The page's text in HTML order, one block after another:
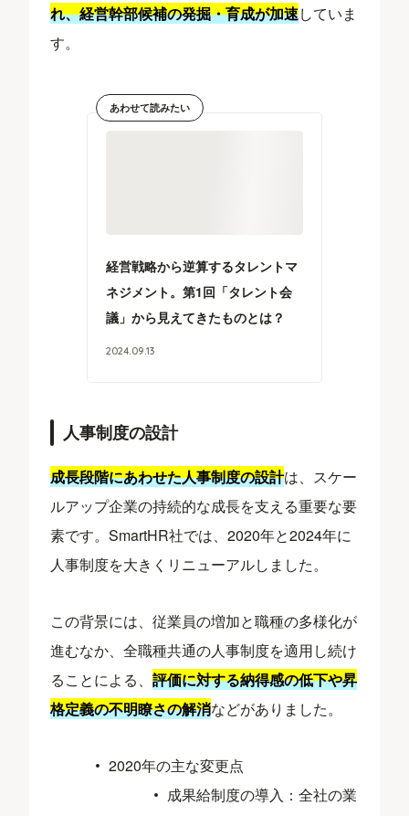
れ、経営幹部候補の発掘・育成が加速していま
す。
あわせて読みたい
経営戦略から逆算するタレントマ
ネジメント。第1回「タレント会
議」から見えてきたものとは？
2024 09 .13
人事制度の設計
成長段階にあわせた人事制度の設計は、スケー
ルアップ企業の持続的な成長を支える重要な要
素です。SmartHR社では、2020年と2024年に
人事制度を大きくリニューアルしました。
この背景には、従業員の増加と職種の多様化が
進むなか、全職種共通の人事制度を適用し続け
ることによる、評価に対する納得感の低下や昇
格定義の不明瞭さの解消などがありました。
2020年の主な変更点
成果給制度の導入：全社の業